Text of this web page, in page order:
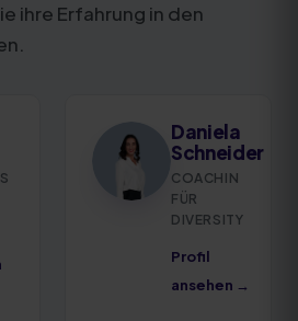
ihre Erfahrung in den
Daniela
Schneider
COACHIN
FÜR
DIVERSITY
Profil
ansehen →